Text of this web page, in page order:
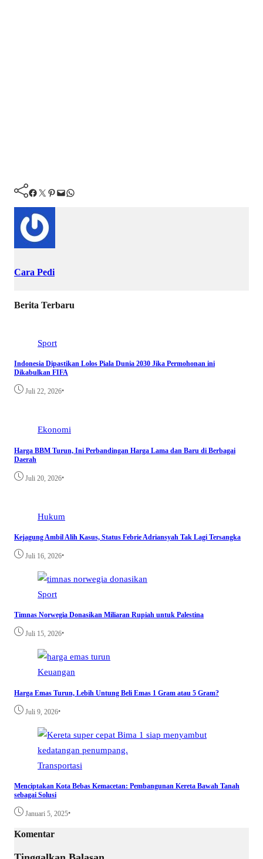
Facebook Twitter Pinterest Mail WhatsApp
Cara Pedi
Berita Terbaru
Sport
Indonesia Dipastikan Lolos Piala Dunia 2030 Jika Permohonan ini
Dikabulkan FIFA
Juli 22, 2026•
Ekonomi
Harga BBM Turun, Ini Perbandingan Harga Lama dan Baru di Berbagai
Daerah
Juli 20, 2026•
Hukum
Kejagung Ambil Alih Kasus, Status Febrie Adriansyah Tak Lagi Tersangka
Juli 16, 2026•
Sport
Timnas Norwegia Donasikan Miliaran Rupiah untuk Palestina
Juli 15, 2026•
Keuangan
Harga Emas Turun, Lebih Untung Beli Emas 1 Gram atau 5 Gram?
Juli 9, 2026•
Transportasi
Menciptakan Kota Bebas Kemacetan: Pembangunan Kereta Bawah Tanah
sebagai Solusi
Januari 5, 2025•
Komentar